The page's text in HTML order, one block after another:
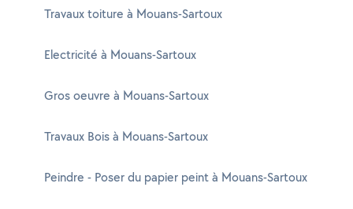
Travaux toiture à Mouans-Sartoux
Electricité à Mouans-Sartoux
Gros oeuvre à Mouans-Sartoux
Travaux Bois à Mouans-Sartoux
Peindre - Poser du papier peint à Mouans-Sartoux